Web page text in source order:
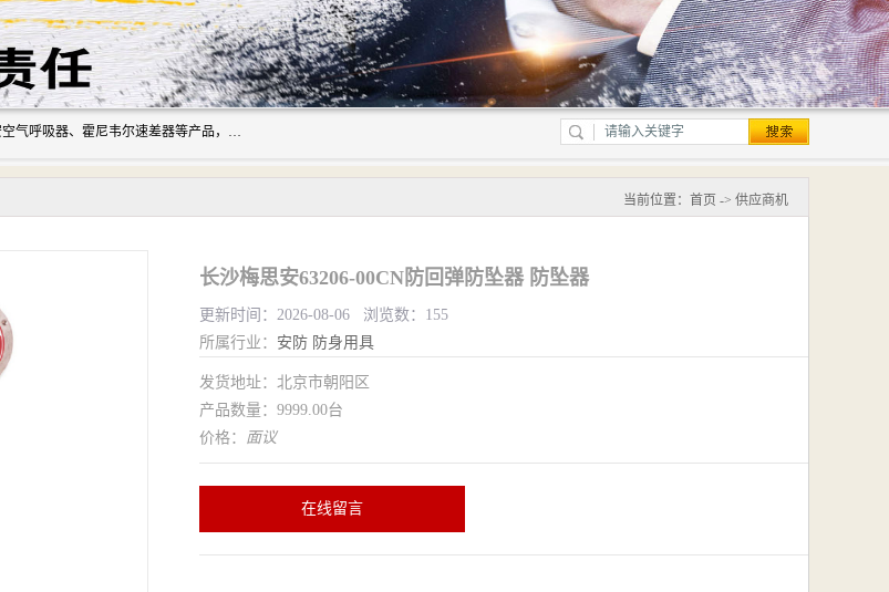
北京中创汇安科贸有限公司专业生产救援三脚架、天鹰4X气体检测仪、梅思安空气呼吸器、霍尼韦尔速差器等产品，品质保障，价格合理，欢迎在线致电咨询。
当前位置： 首页 -> 供应商机
长沙梅思安63206-00CN防回弹防坠器 防坠器
更新时间：2026-08-06 浏览数：155
所属行业： 安防 防身用具
发货地址：北京市朝阳区
产品数量：9999.00台
价格： 面议
在线留言